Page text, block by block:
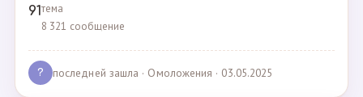
91тема
8 321 сообщение
? последней зашла · Омоложения · 03.05.2025